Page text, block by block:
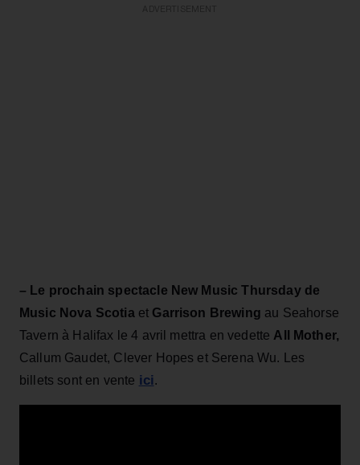
– Le prochain spectacle New Music Thursday de
Music Nova Scotia et Garrison Brewing au Seahorse
Tavern à Halifax le 4 avril mettra en vedette All Mother,
Callum Gaudet, Clever Hopes et Serena Wu. Les
billets sont en vente ici.